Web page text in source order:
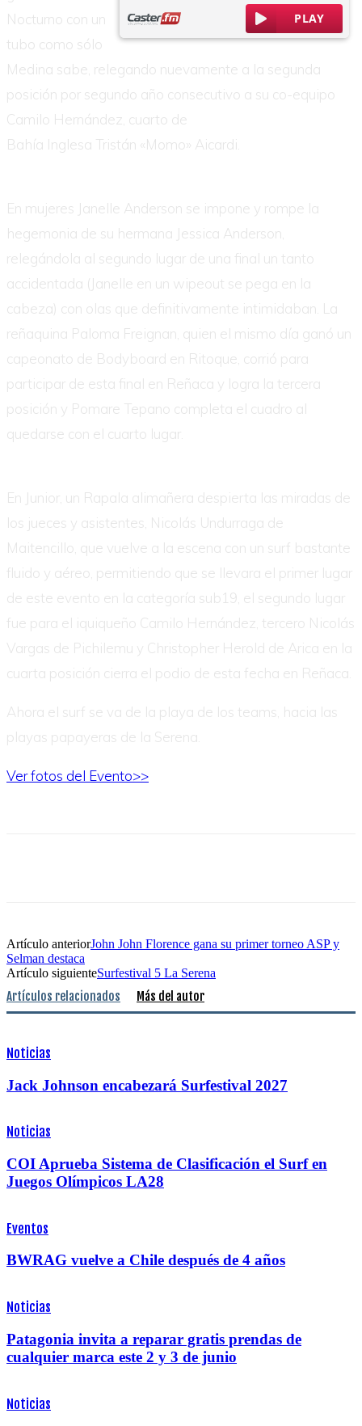
Nocturno con un
tubo como sólo
Medina sabe, relegando nuevamente a la segunda
posición por segundo año consecutivo a su co-equipo
Camilo Hernández, cuarto de
Bahía Inglesa Tristán «Momo» Aicardi.
En mujeres Janelle Anderson se impone y rompe la
hegemonia de su hermana Jessica Anderson,
relegándola al segundo lugar de una final un tanto
accidentada (Janelle en un wipeout se pega en la
cabeza) con olas que definitivamente intimidaban. La
reñaquina Paloma Freignan, quien el mismo día ganó un
capeonato de Bodyboard en Ritoque, corrió para
participar de esta final en Reñaca y logra la tercera
posición y Pomare Tepano completa el cuadro al
quedarse con el cuarto lugar.
En Junior, un Rapala alimañera despierta las miradas de
los jueces y asistentes, Nicolás Undurraga de
Maitencillo, que vuelve a la escena con un surf bastante
fluido y aéreo, permitiendo que se llevara el primer lugar
de este evento en la categoría sub19, el segundo lugar
fue para el iquiqueño Camilo Hernández, tercero Nicolás
Vargas de Pichilemu y Christopher Herold de Arica en la
cuarta posición cierra el podio de esta fecha en Reñaca.
Ahora el surf se va de la playa de los teams, hacia las
playas papayeras de la Serena.
Ver fotos del Evento>>
Artículo anteriorJohn John Florence gana su primer torneo ASP y
Selman destaca
Artículo siguienteSurfestival 5 La Serena
Artículos relacionados Más del autor
Noticias
Jack Johnson encabezará Surfestival 2027
Noticias
COI Aprueba Sistema de Clasificación el Surf en
Juegos Olímpicos LA28
Eventos
BWRAG vuelve a Chile después de 4 años
Noticias
Patagonia invita a reparar gratis prendas de
cualquier marca este 2 y 3 de junio
Noticias